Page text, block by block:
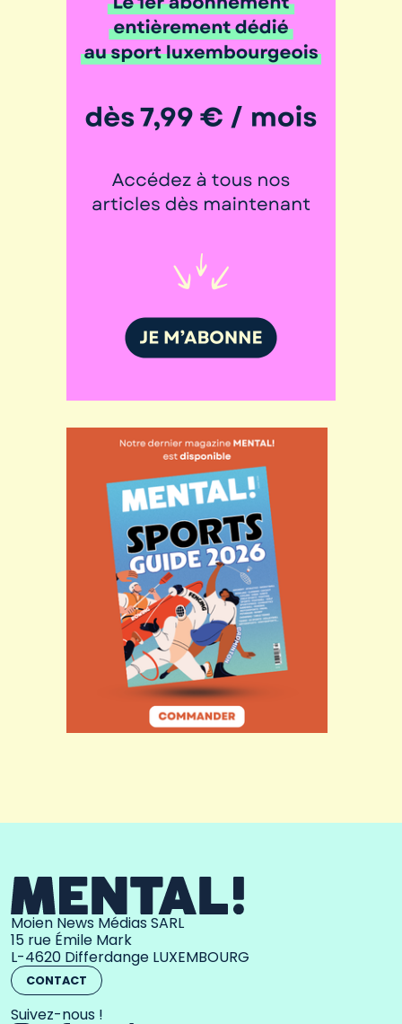
Moien News Médias SARL
15 rue Émile Mark
L-4620 Differdange LUXEMBOURG
CONTACT
Suivez-nous !